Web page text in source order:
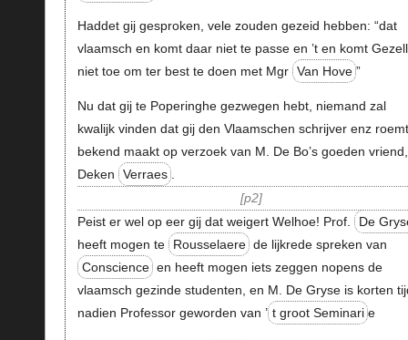
Haddet gij gesproken, vele zouden gezeid hebben: “dat
vlaamsch en komt daar niet te passe en ’t en komt
niet toe om ter best te doen met Mgr Van Hove ”
Nu dat gij te Poperinghe gezwegen hebt, niemand zal
kwalijk vinden dat gij den Vlaamschen schrijver enz
bekend maakt op verzoek van M. De Bo’s goeden vriend,
Deken
Verraes
p2
Peist er wel op eer gij dat weigert Welhoe! Prof.
De
heeft mogen te
Rousselaere de lijkrede spreken van
Conscience en heeft mogen iets zeggen nopens de
vlaamsch gezinde studenten, en M. De Gryse is korten
nadien Professor geworden van ’ t groot Seminari e